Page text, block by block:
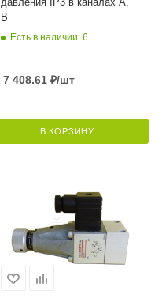
B
Есть в наличии: 6
7 408.61 ₽/шт
В КОРЗИНУ